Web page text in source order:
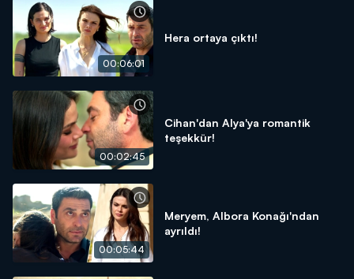
00:06:01
Hera ortaya çıktı!
00:02:45
Cihan'dan Alya'ya romantik
teşekkür!
00:05:44
Meryem, Albora Konağı'ndan
ayrıldı!